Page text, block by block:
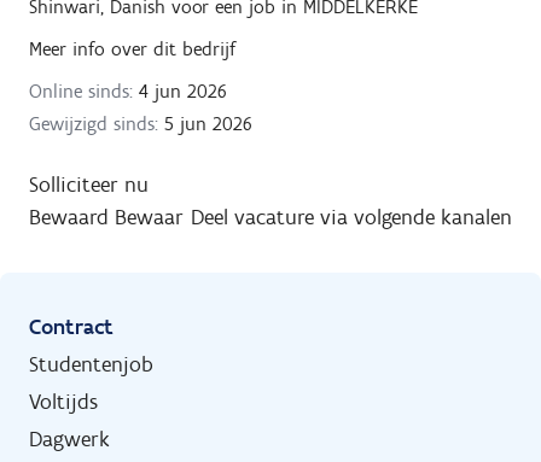
Shinwari, Danish voor een job in MIDDELKERKE
Meer info over dit bedrijf
Online sinds: 4 jun 2026
Gewijzigd sinds: 5 jun 2026
Solliciteer nu
Bewaard Bewaar Deel vacature via volgende kanalen
Contract
Studentenjob
Voltijds
Dagwerk